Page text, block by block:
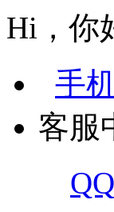
Hi，你
手
客服